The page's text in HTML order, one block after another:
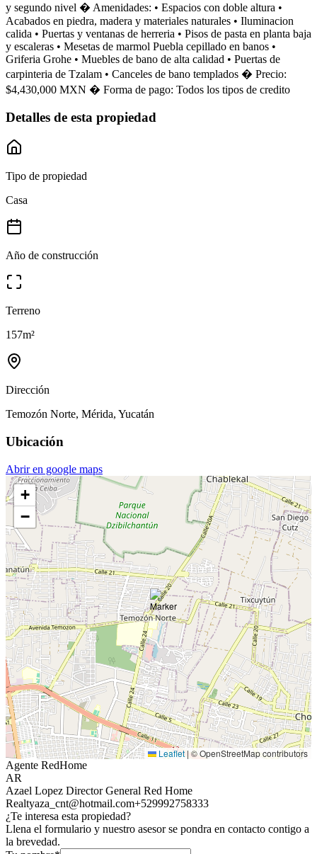
y segundo nivel � Amenidades: • Espacios con doble altura •
Acabados en piedra, madera y materiales naturales • Iluminacion
calida • Puertas y ventanas de herreria • Pisos de pasta en planta baja
y escaleras • Mesetas de marmol Puebla cepillado en banos •
Griferia Grohe • Muebles de bano de alta calidad • Puertas de
carpinteria de Tzalam • Canceles de bano templados � Precio:
$4,430,000 MXN � Forma de pago: Todos los tipos de credito
Detalles de esta propiedad
Tipo de propiedad
Casa
Año de construcción
Terreno
157m²
Dirección
Temozón Norte, Mérida, Yucatán
Ubicación
Abrir en google maps
+
−
Leaflet| © OpenStreetMap contributors
Agente RedHome
AR
Azael Lopez Director General Red Home
Realtyaza_cnt@hotmail.com+529992758333
¿Te interesa esta propiedad?
Llena el formulario y nuestro asesor se pondra en contacto contigo a
la brevedad.